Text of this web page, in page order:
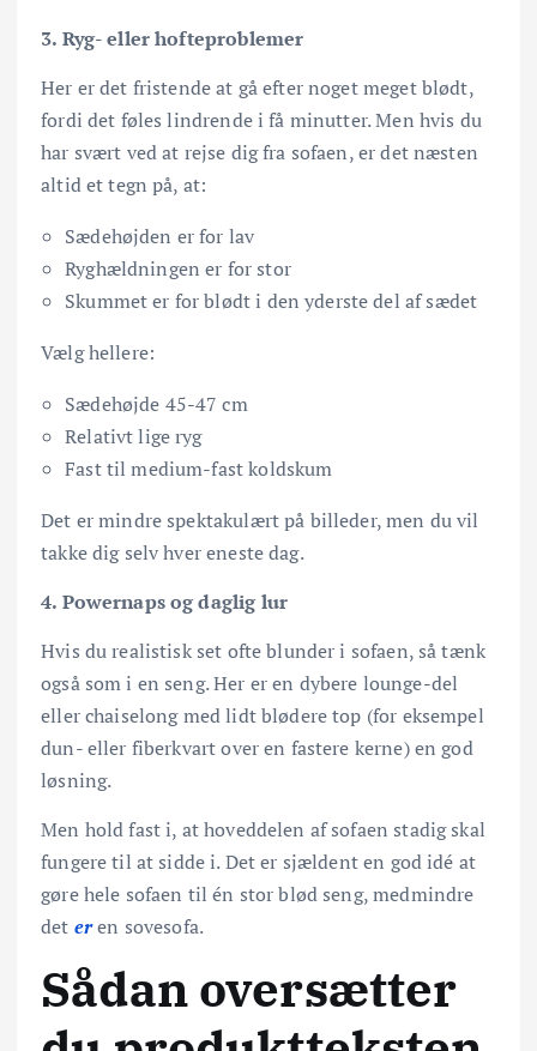
3. Ryg- eller hofteproblemer
Her er det fristende at gå efter noget meget blødt,
fordi det føles lindrende i få minutter. Men hvis du
har svært ved at rejse dig fra sofaen, er det næsten
altid et tegn på, at:
Sædehøjden er for lav
Ryghældningen er for stor
Skummet er for blødt i den yderste del af sædet
Vælg hellere:
Sædehøjde 45-47 cm
Relativt lige ryg
Fast til medium-fast koldskum
Det er mindre spektakulært på billeder, men du vil
takke dig selv hver eneste dag.
4. Powernaps og daglig lur
Hvis du realistisk set ofte blunder i sofaen, så tænk
også som i en seng. Her er en dybere lounge-del
eller chaiselong med lidt blødere top (for eksempel
dun- eller fiberkvart over en fastere kerne) en god
løsning.
Men hold fast i, at hoveddelen af sofaen stadig skal
fungere til at sidde i. Det er sjældent en god idé at
gøre hele sofaen til én stor blød seng, medmindre
det eren sovesofa.
Sådan oversætter